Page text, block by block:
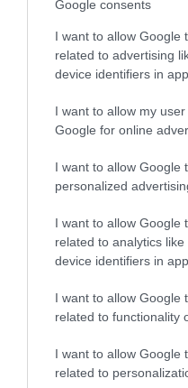
Google consents
I want to allow Google
related to advertising
device identifiers in
I want to allow my
Google for online
I want to allow Google
personalized
I want to allow Google
related to analytics
device identifiers in
I want to allow Google
related to functionality
I want to allow Google
related to
Csakis így szabad
Augusztusra a kert már túl
időszakon, a paradicsom, a
továbbra is dolgozik.
miközben az évelők és a…